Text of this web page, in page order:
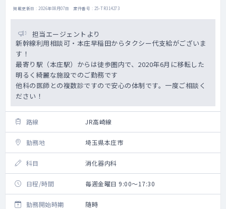
掲載更新日 : 2026年08月07日 案件番号 : 25-TR314273
担当エージェントより
新幹線利用相談可・本庄早稲田からタクシー代支給がございま
す！
最寄り駅（本庄駅）からは徒歩圏内で、2020年6月に移転した
明るく綺麗な施設でのご勤務です
他科の医師との複数診ですので安心の体制です。一度ご相談く
ださい！
路線 JR高崎線
勤務地 埼玉県本庄市
科目 消化器内科
日程/時間 毎週金曜日 9:00～17:30
勤務開始時期 随時